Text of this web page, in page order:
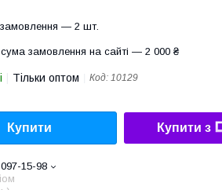
замовлення — 2 шт.
замовлення на сайті — 2 000 ₴
Тільки оптом Код: 10129
Купити Купити з
15-98